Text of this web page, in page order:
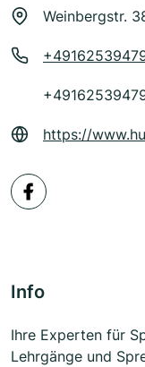
Weinbergstr.
https://
Info
Ihre Experten für
Lehrgänge und